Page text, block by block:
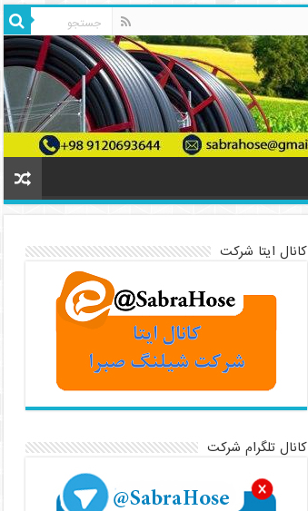
کانال ایتا شرکت
کانال تلگرام شرکت